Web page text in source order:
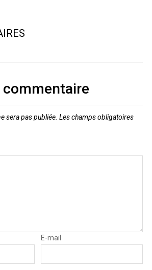
commentaire
sera pas publiée. Les champs obligatoires
E-mail